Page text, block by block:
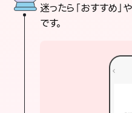
迷ったら「おすすめ」
です。